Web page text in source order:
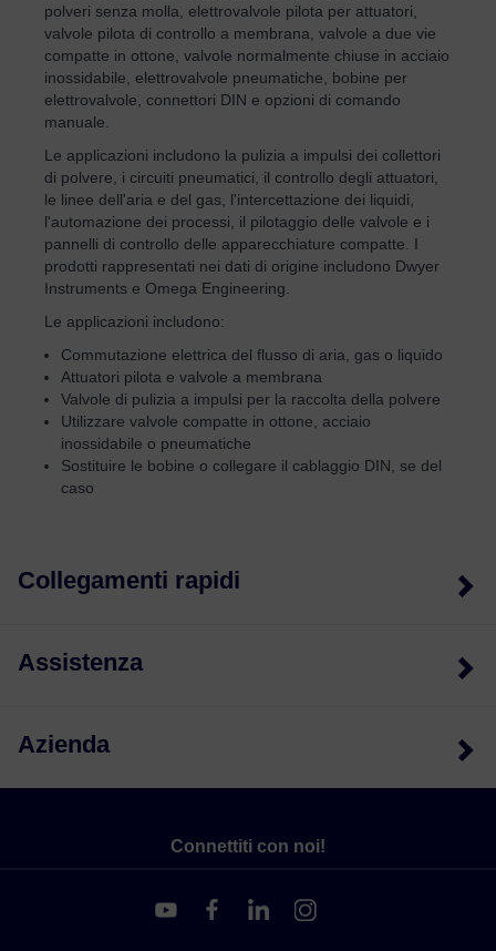
polveri senza molla, elettrovalvole pilota per attuatori,
valvole pilota di controllo a membrana, valvole a due vie
compatte in ottone, valvole normalmente chiuse in acciaio
inossidabile, elettrovalvole pneumatiche, bobine per
elettrovalvole, connettori DIN e opzioni di comando
manuale.
Le applicazioni includono la pulizia a impulsi dei collettori
di polvere, i circuiti pneumatici, il controllo degli attuatori,
le linee dell'aria e del gas, l'intercettazione dei liquidi,
l'automazione dei processi, il pilotaggio delle valvole e i
pannelli di controllo delle apparecchiature compatte. I
prodotti rappresentati nei dati di origine includono Dwyer
Instruments e Omega Engineering.
Le applicazioni includono:
Commutazione elettrica del flusso di aria, gas o liquido
Attuatori pilota e valvole a membrana
Valvole di pulizia a impulsi per la raccolta della polvere
Utilizzare valvole compatte in ottone, acciaio
inossidabile o pneumatiche
Sostituire le bobine o collegare il cablaggio DIN, se del
caso
Collegamenti rapidi
Assistenza
Azienda
Connettiti con noi!